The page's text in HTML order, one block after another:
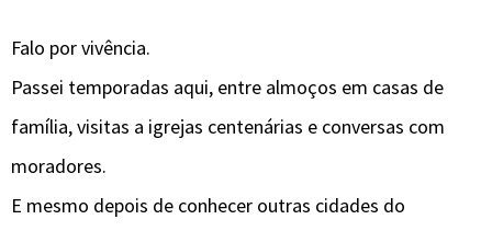
Falo por vivência.
Passei temporadas aqui, entre almoços em casas de
família, visitas a igrejas centenárias e conversas com
moradores.
E mesmo depois de conhecer outras cidades do